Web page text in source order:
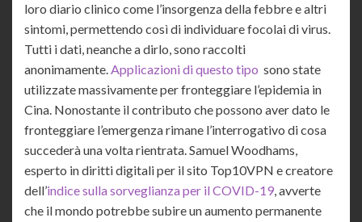
loro diario clinico come l’insorgenza della febbre e altri
sintomi, permettendo così di individuare focolai di virus.
Tutti i dati, neanche a dirlo, sono raccolti
anonimamente.Applicazioni di questo tipo sono state
utilizzate massivamente per fronteggiare l’epidemia in
Cina. Nonostante il contributo che possono aver dato le
fronteggiare l’emergenza rimane l’interrogativo di cosa
succederà una volta rientrata. Samuel Woodhams,
esperto in diritti digitali per il sito Top10VPN e creatore
dell’indice sulla sorveglianza per il COVID-19, avverte
che il mondo potrebbe subire un aumento permanente